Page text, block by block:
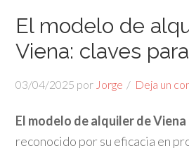
El modelo de
Viena: claves
03/04/2025 por Jorge Deja un
El modelo de alquiler de Viena
reconocido por su eficacia en